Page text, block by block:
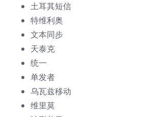
土耳其短信
特维利奥
文本同步
天泰克
统一
单发者
乌瓦兹移动
维里莫